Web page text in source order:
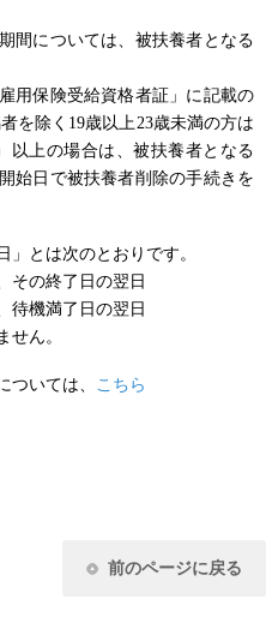
間については、被扶養者となる
用保険受給資格者証」に記載の
を除く19歳以上23歳未満の方は
以上の場合は、被扶養者となる
始日で被扶養者削除の手続きを
」とは次のとおりです。
その終了日の翌日
待機満了日の翌日
せん。
ついては、 こちら
前のページに戻る